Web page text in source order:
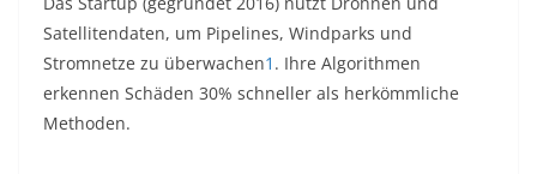
Satellitendaten, um Pipelines, Windparks und
Stromnetze zu überwachen1 . Ihre Algorithmen
erkennen Schäden 30% schneller als herkömmliche
Methoden.